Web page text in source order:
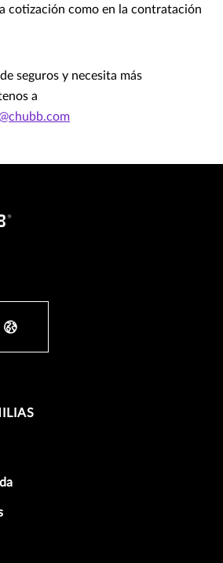
cotización como en la contratación
seguros y necesita más
a